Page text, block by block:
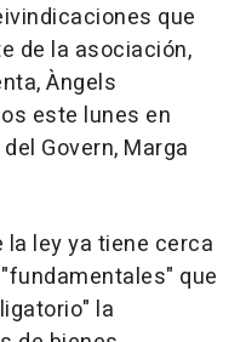
que
de la asociación,
Àngels
este lunes en
Govern, Marga
ley ya tiene cerca
que
la